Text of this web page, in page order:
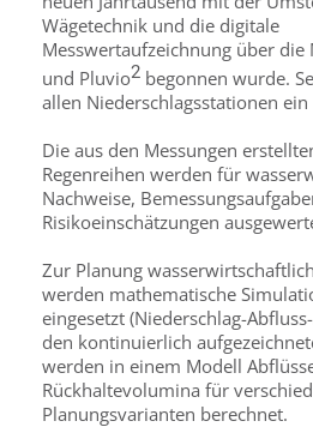
Wägetechnik und die digitale
Messwertaufzeichnung über die
und Pluvio2 begonnen wurde.
allen Niederschlagsstationen
Die aus den Messungen
Regenreihen werden für
Nachweise,
Risikoeinschätzungen
Zur Planung
werden mathematische
eingesetzt (Niederschlag-
den kontinuierlich
werden in einem Modell
Rückhaltevolumina für
Planungsvarianten berechnet.